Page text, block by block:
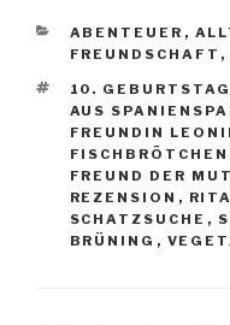
KATEGORIEN
ABENTEUER ,
FREUNDSCHAFT ,
SCHLAGWÖRTER
10. GEBURTSTAG
AUS
FREUNDIN
FISCHBRÖTCHEN
FREUND DER
REZENSION , RITA
SCHATZSUCHE ,
BRÜNING ,